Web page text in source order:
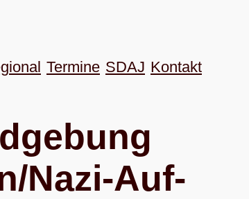
Termine SDAJ Kon­takt
Nazi-Auf­